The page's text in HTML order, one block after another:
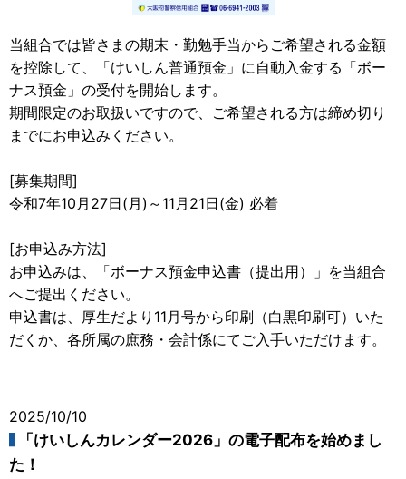
当組合では皆さまの期末・勤勉手当からご希望される金額
を控除して、「けいしん普通預金」に自動入金する「ボー
ナス預金」の受付を開始します。
期間限定のお取扱いですので、ご希望される方は締め切り
までにお申込みください。
[募集期間]
令和7年10月27日(月)～11月21日(金) 必着
[お申込み方法]
お申込みは、「ボーナス預金申込書（提出用）」を当組合
へご提出ください。
申込書は、厚生だより11月号から印刷（白黒印刷可）いた
だくか、各所属の庶務・会計係にてご入手いただけます。
2025/10/10
「けいしんカレンダー2026」の電子配布を始めまし
た！